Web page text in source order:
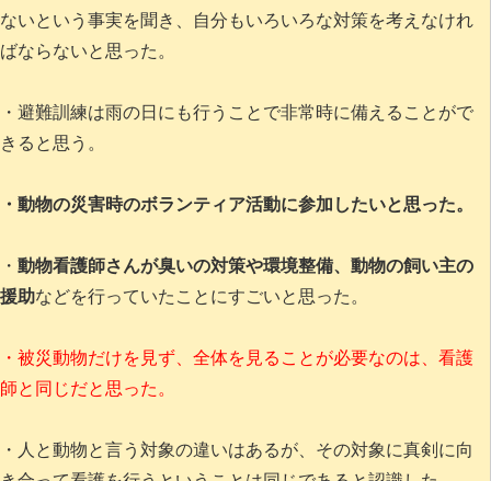
ないという事実を聞き、自分もいろいろな対策を考えなけれ
ばならないと思った。
・避難訓練は雨の日にも行うことで非常時に備えることがで
きると思う。
・動物の災害時のボランティア活動に参加したいと思った。
・ 動物看護師さんが臭いの対策や環境整備、動物の飼い主の
援助などを行っていたことにすごいと思った。
・被災動物だけを見ず、全体を見ることが必要なのは、看護
師と同じだと思った。
・人と動物と言う対象の違いはあるが、その対象に真剣に向